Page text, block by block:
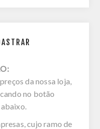
da nossa loja,
no botão
cujo ramo de